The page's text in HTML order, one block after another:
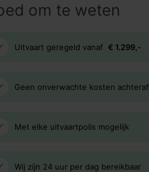
om te weten
Uitvaart geregeld vanaf € 1.299,-
Geen onverwachte kosten achteraf
Met elke uitvaartpolis mogelijk
Wij zijn 24 uur per dag bereikbaar